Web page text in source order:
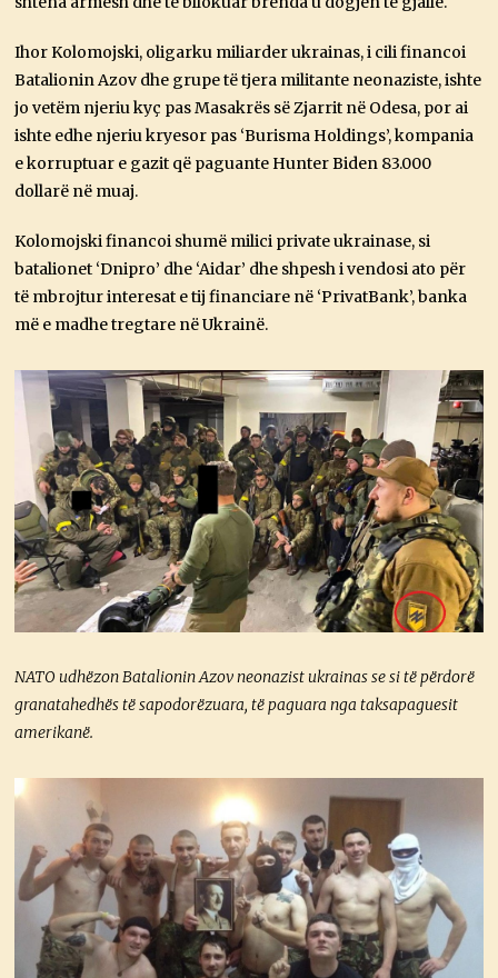
Ihor Kolomojski, oligarku miliarder ukrainas, i cili financoi
Batalionin Azov dhe grupe të tjera militante neonaziste, ishte
jo vetëm njeriu kyç pas Masakrës së Zjarrit në Odesa, por ai
ishte edhe njeriu kryesor pas ‘Burisma Holdings’, kompania
e korruptuar e gazit që paguante Hunter Biden 83.000
dollarë në muaj.
Kolomojski financoi shumë milici private ukrainase, si
batalionet ‘Dnipro’ dhe ‘Aidar’ dhe shpesh i vendosi ato për
të mbrojtur interesat e tij financiare në ‘PrivatBank’, banka
më e madhe tregtare në Ukrainë.
NATO udhëzon Batalionin Azov neonazist ukrainas se si të përdorë
granatahedhës të sapodorëzuara, të paguara nga taksapaguesit
amerikanë.